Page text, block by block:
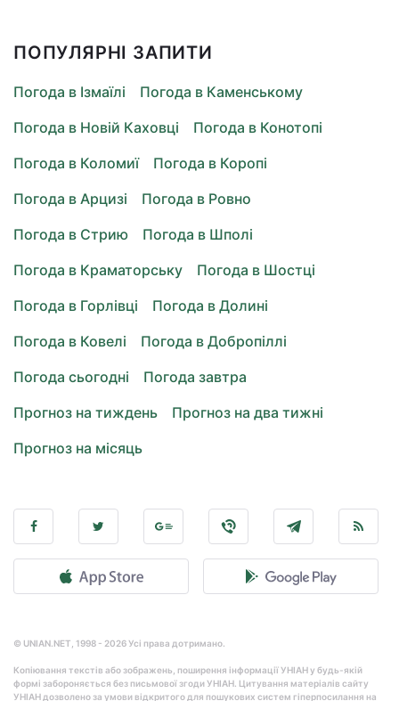
ПОПУЛЯРНІ ЗАПИТИ
Погода в Ізмаїлі
Погода в Каменському
Погода в Новій Каховці
Погода в Конотопі
Погода в Коломиї
Погода в Коропі
Погода в Арцизі
Погода в Ровно
Погода в Стрию
Погода в Шполі
Погода в Краматорську
Погода в Шостці
Погода в Горлівці
Погода в Долині
Погода в Ковелі
Погода в Добропіллі
Погода сьогодні
Погода завтра
Прогноз на тиждень
Прогноз на два тижні
Прогноз на місяць
© UNIAN.NET, 1998 - 2026 Усі права дотримано.
Копіювання текстів або зображень, поширення інформації УНІАН у будь-якій
формі забороняється без письмової згоди УНІАН. Цитування матеріалів сайту
УНІАН дозволено за умови відкритого для пошукових систем гіперпосилання на